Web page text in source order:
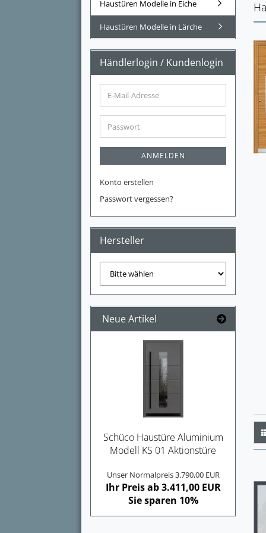
Haustüren Modelle in Eiche
Haustüren Modelle in Lärche
Händlerlogin / Kundenlogin
E-
Mail-
Adresse
Passwort
ANMELDEN
Konto erstellen
Passwort vergessen?
Hersteller
Neue Artikel
Schü­co Haus­tü­re Alu­mi­ni­um
Mo­dell KS 01 Ak­ti­ons­tü­re
Unser Normalpreis 3.790,00 EUR
Ihr Preis ab 3.411,00 EUR
Sie sparen 10%